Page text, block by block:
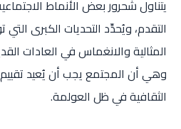
يتناول شحرور بعض الأنماط
التقدم، ويُحدِّد التحديات الكبرى
المثالية والانغماس في العادات
وهي أن المجتمع يجب أن يُعيد
الثقافية في ظل العولمة.